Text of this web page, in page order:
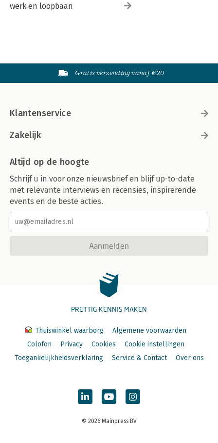
werk en loopbaan
Gratis verzending vanaf €20
Klantenservice
Zakelijk
Altijd op de hoogte
Schrijf u in voor onze nieuwsbrief en blijf up-to-date
met relevante interviews en recensies, inspirerende
events en de beste acties.
Aanmelden
PRETTIG KENNIS MAKEN
Thuiswinkel waarborg
Algemene voorwaarden
Colofon
Privacy Cookies
Cookie instellingen
Toegankelijkheidsverklaring
Service & Contact Over ons
© 2026 Mainpress BV